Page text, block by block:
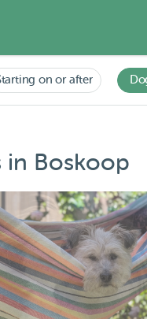
on or after
in Boskoop